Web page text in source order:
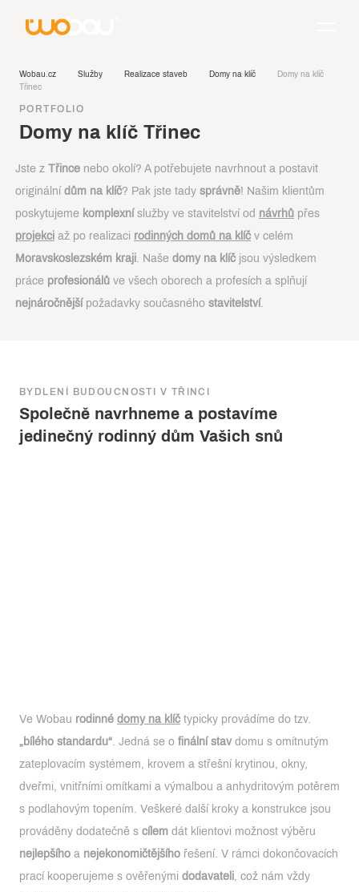
Wobau.cz Služby Realizace staveb Domy na klíč
Domy na klíč
Třinec
PORTFOLIO
Domy na klíč Třinec
Jste z Třince nebo okolí? A potřebujete navrhnout a postavit
originální dům na klíč? Pak jste tady správně! Našim klientům
poskytujeme komplexní služby ve stavitelství od návrhů přes
projekci až po realizaci rodinných domů na klíč v celém
Moravskoslezském kraji. Naše domy na klíč jsou výsledkem
práce profesionálů ve všech oborech a profesích a splňují
nejnáročnější požadavky současného stavitelství.
BYDLENÍ BUDOUCNOSTI V TŘINCI
Společně navrhneme a postavíme
jedinečný rodinný dům Vašich snů
Ve Wobau rodinné domy na klíč typicky provádíme do tzv.
„bílého standardu“. Jedná se o finální stav domu s omítnutým
zateplovacím systémem, krovem a střešní krytinou, okny,
dveřmi, vnitřními omítkami a výmalbou a anhydritovým potěrem
s podlahovým topením. Veškeré další kroky a konstrukce jsou
prováděny dodatečně s cílem dát klientovi možnost výběru
nejlepšího a nejekonomičtějšího řešení. V rámci dokončovacích
prací kooperujeme s ověřenými dodavateli, což nám vždy